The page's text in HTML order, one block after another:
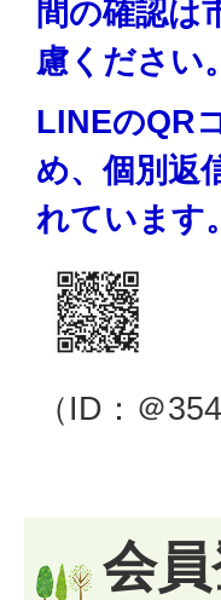
間の確認は
慮ください。
LINEのQR
め、個別返
れています。
（ID：＠
会